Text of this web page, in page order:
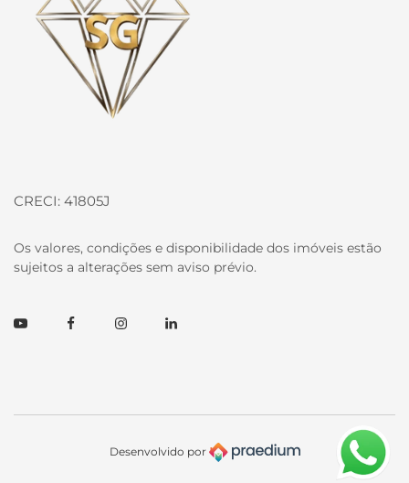
CRECI: 41805J
Os valores, condições e disponibilidade dos imóveis estão
sujeitos a alterações sem aviso prévio.
YoutubeFacebookInstagramLinkedin
Desenvolvido por